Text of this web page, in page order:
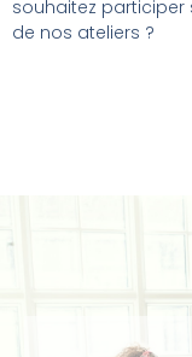
souhaitez
de nos ateliers ?